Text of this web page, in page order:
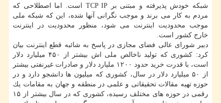
شبكه خودش پذیرفته و مبتنی بر TCP IP است. اما اصطلاحی كه
مردم به كار می برند و موجب نگرانی آنها شده، این كه شبكه ملی
موجب محدودیت اینترنت می شود، منظور محدودیت در اینترنت
خارج كشور است.
دبیر شورای عالی فضای مجازی در پاسخ به شائبه قطع اینترنت بیان
كرد: كشوری كه تولید ناخالص ملی اش بیشتر از ۴۵۰ میلیارد دلار
است، با قدرت خرید حدود ۱۲۰۰ ملیارد دلار و صادرات غیرنفتی بیشتر
از ۵۰ میلیارد دلار در سال، كشوری كه میلیون ها دانشجو دارد و در
حوزه تهیه مقالات تحقیقاتی و علمی در منطقه و جهان به مقامات یك
رقمی در حوزه های مختلف رسیده، كشوری كه در سال بیشتر از ۱۵